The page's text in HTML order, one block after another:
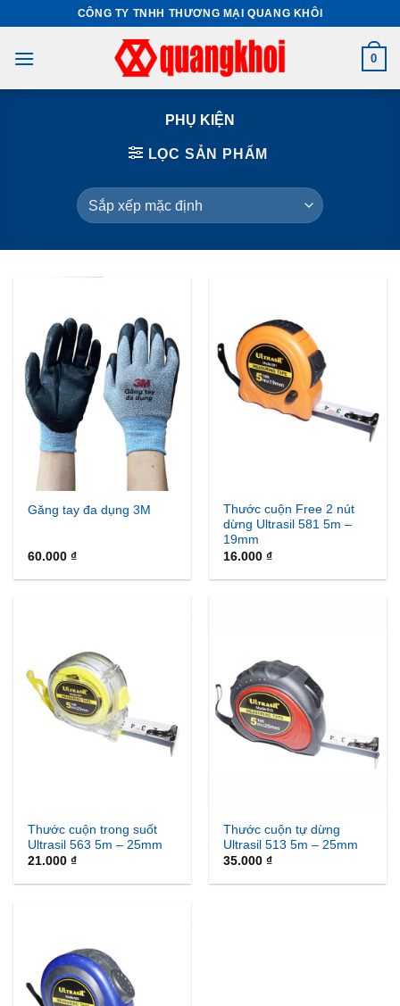
content
CÔNG TY TNHH THƯƠNG MẠI QUANG KHÔI
0
PHỤ KIỆN
LỌC SẢN PHẨM
Găng tay đa dụng 3M
60.000₫
Thước cuộn Free 2 nút
dừng Ultrasil 581 5m –
19mm
16.000₫
Thước cuộn trong suốt
Ultrasil 563 5m – 25mm
21.000₫
Thước cuộn tự dừng
Ultrasil 513 5m – 25mm
35.000₫